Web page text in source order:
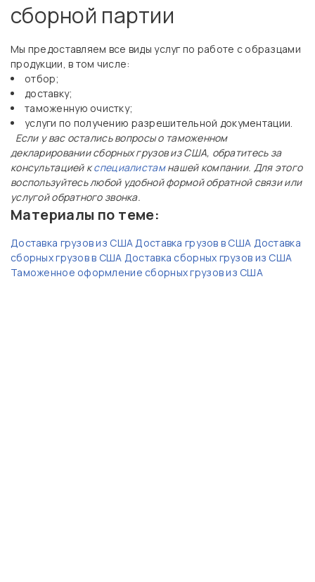
сборной партии
Мы предоставляем все виды услуг по работе с образцами
продукции, в том числе:
отбор;
доставку;
таможенную очистку;
услуги по получению разрешительной документации.
Если у вас остались вопросы о таможенном
декларировании сборных грузов из США, обратитесь за
консультацией кспециалистамнашей компании. Для этого
воспользуйтесь любой удобной формой обратной связи или
услугой обратного звонка.
Материалы по теме:
Доставка грузов из СШАДоставка грузов в США Доставка
сборных грузов в США Доставка сборных грузов из США
Таможенное оформление сборных грузов из США